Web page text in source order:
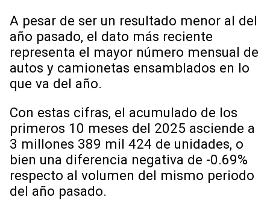
A pesar de ser un resultado menor al del
año pasado, el dato más reciente
representa el mayor número mensual de
autos y camionetas ensamblados en lo
que va del año.
Con estas cifras, el acumulado de los
primeros 10 meses del 2025 asciende a
3 millones 389 mil 424 de unidades, o
bien una diferencia negativa de -0.69%
respecto al volumen del mismo periodo
del año pasado.